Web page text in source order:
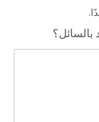
بالسائل؟